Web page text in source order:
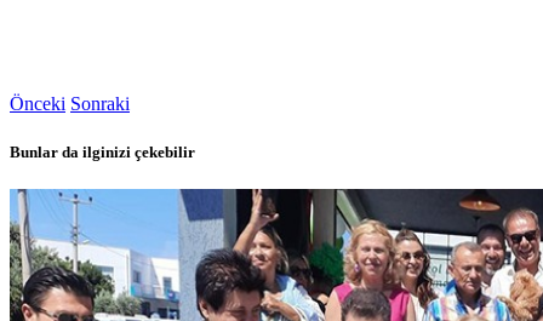
Önceki Sonraki
Bunlar da ilginizi çekebilir